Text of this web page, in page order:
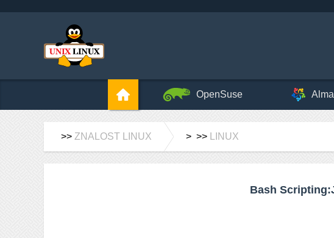
OpenSuse
>> ZNALOST LINUX > >> LINUX
Bash